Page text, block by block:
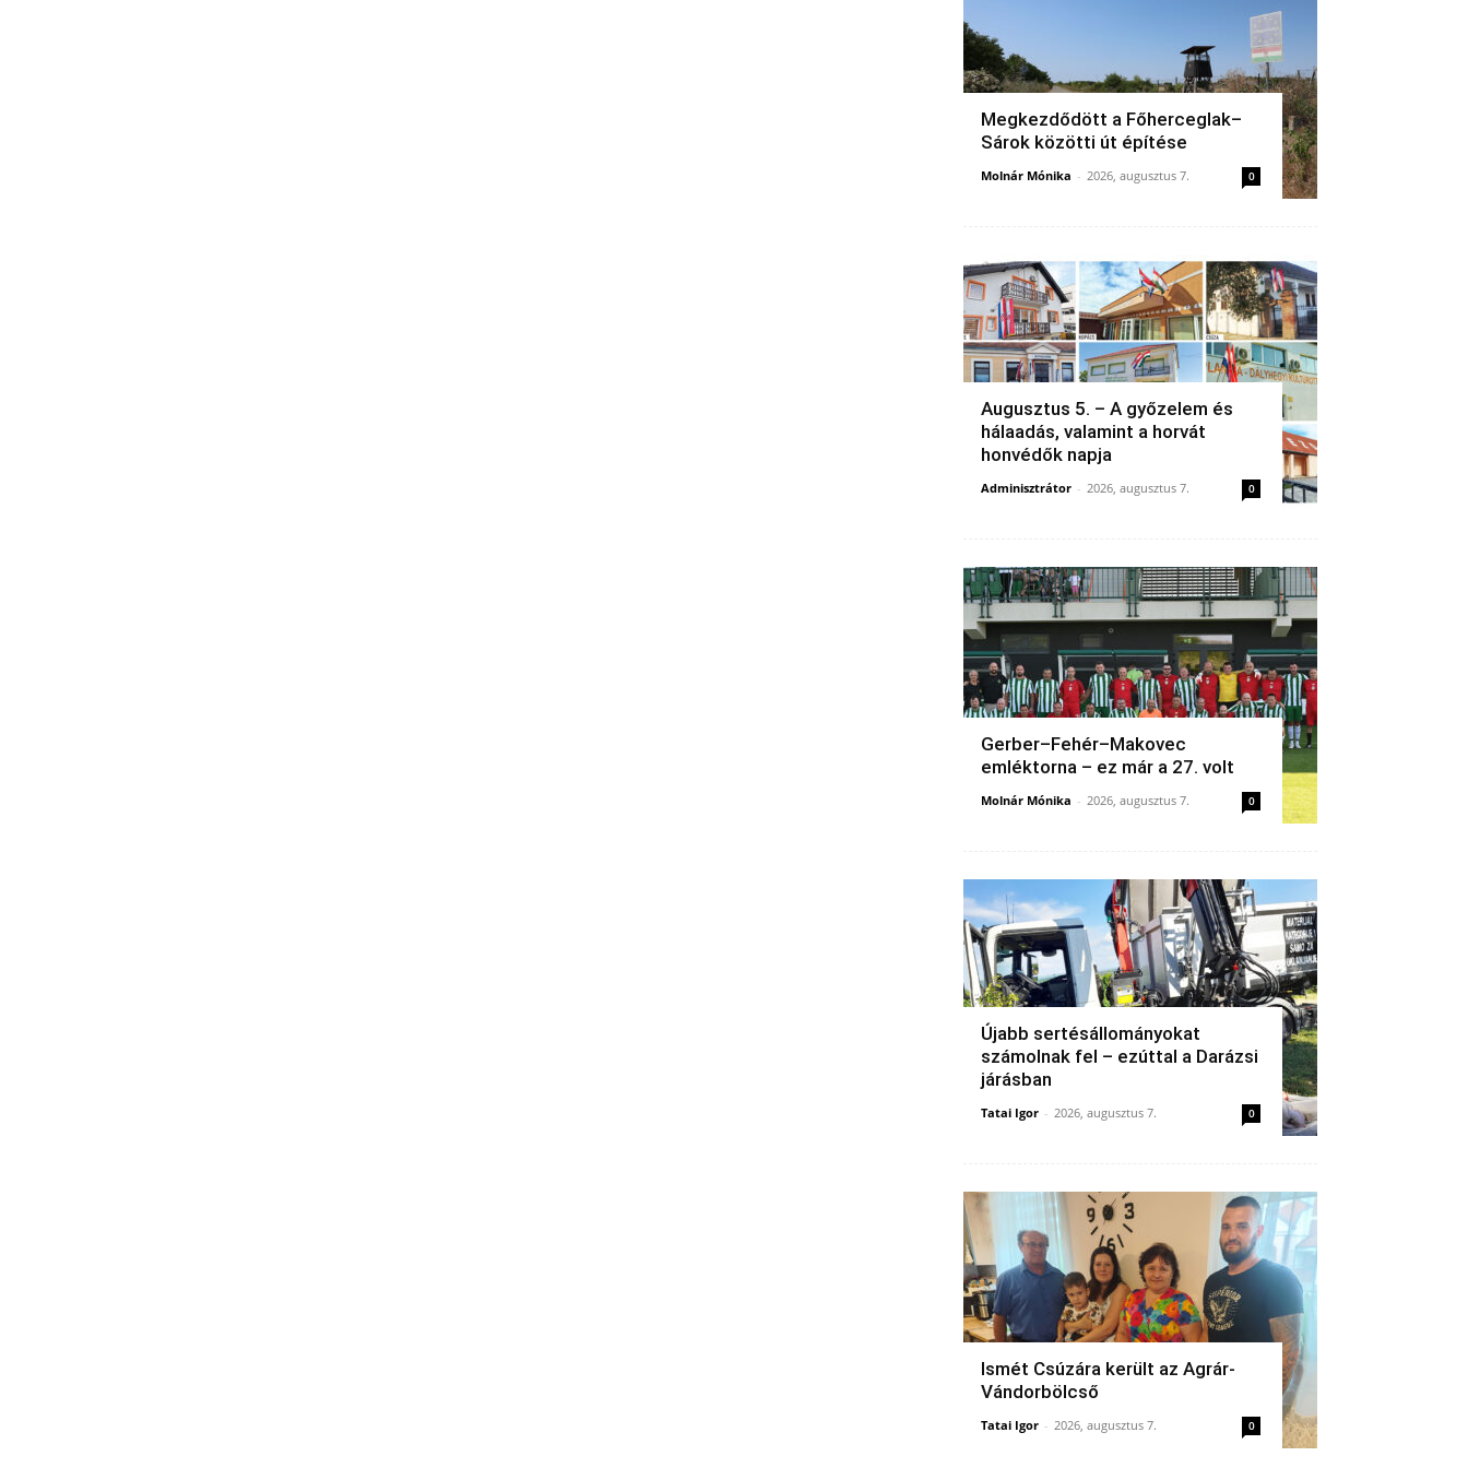
Megkezdődött a Főherceglak–
Sárok közötti út építése
Molnár Mónika - 2026, augusztus 7. 0
Augusztus 5. – A győzelem és
hálaadás, valamint a horvát
honvédők napja
Adminisztrátor - 2026, augusztus 7. 0
Gerber–Fehér–Makovec
emléktorna – ez már a 27. volt
Molnár Mónika - 2026, augusztus 7. 0
Újabb sertésállományokat
számolnak fel – ezúttal a Darázsi
járásban
Tatai Igor - 2026, augusztus 7. 0
Ismét Csúzára került az Agrár-
Vándorbölcső
Tatai Igor - 2026, augusztus 7. 0